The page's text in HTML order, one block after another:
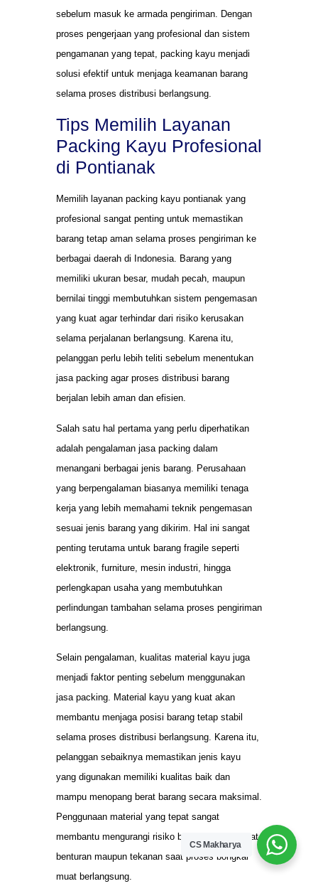
sebelum masuk ke armada pengiriman. Dengan
proses pengerjaan yang profesional dan sistem
pengamanan yang tepat, packing kayu menjadi
solusi efektif untuk menjaga keamanan barang
selama proses distribusi berlangsung.
Tips Memilih Layanan
Packing Kayu Profesional
di Pontianak
Memilih layanan packing kayu pontianak yang
profesional sangat penting untuk memastikan
barang tetap aman selama proses pengiriman ke
berbagai daerah di Indonesia. Barang yang
memiliki ukuran besar, mudah pecah, maupun
bernilai tinggi membutuhkan sistem pengemasan
yang kuat agar terhindar dari risiko kerusakan
selama perjalanan berlangsung. Karena itu,
pelanggan perlu lebih teliti sebelum menentukan
jasa packing agar proses distribusi barang
berjalan lebih aman dan efisien.
Salah satu hal pertama yang perlu diperhatikan
adalah pengalaman jasa packing dalam
menangani berbagai jenis barang. Perusahaan
yang berpengalaman biasanya memiliki tenaga
kerja yang lebih memahami teknik pengemasan
sesuai jenis barang yang dikirim. Hal ini sangat
penting terutama untuk barang fragile seperti
elektronik, furniture, mesin industri, hingga
perlengkapan usaha yang membutuhkan
perlindungan tambahan selama proses pengiriman
berlangsung.
Selain pengalaman, kualitas material kayu juga
menjadi faktor penting sebelum menggunakan
jasa packing. Material kayu yang kuat akan
membantu menjaga posisi barang tetap stabil
selama proses distribusi berlangsung. Karena itu,
pelanggan sebaiknya memastikan jenis kayu
yang digunakan memiliki kualitas baik dan
mampu menopang berat barang secara maksimal.
Penggunaan material yang tepat sangat
membantu mengurangi risiko barang rusak akibat
benturan maupun tekanan saat proses bongkar
muat berlangsung.
CS Makharya